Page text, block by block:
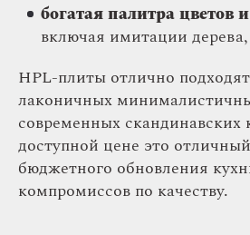
богатая палитра цветов
включая имитации
HPL-плиты отлично
лаконичных
современных скандинавских
доступной цене это
бюджетного обновления
компромиссов по качеству.